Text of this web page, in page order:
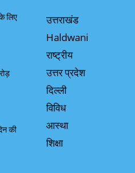
लिए
की
उत्तराखंड
Haldwani
राष्ट्रीय
उत्तर प्रदेश
दिल्ली
विविध
आस्था
शिक्षा